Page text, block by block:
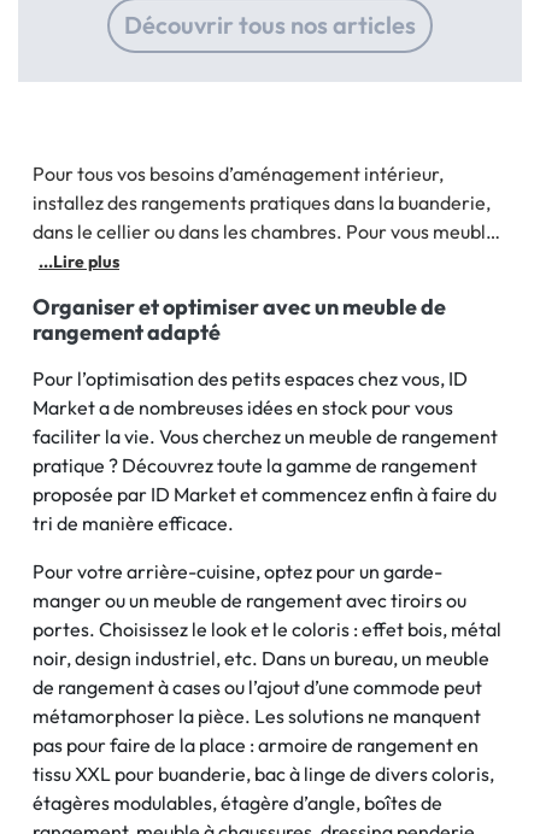
Découvrir tous nos articles
Pour tous vos besoins d’aménagement intérieur,
installez des rangements pratiques dans la buanderie,
dans le cellier ou dans les chambres. Pour vous meubler
et vous organiser, bénéficiez de solutions pratiques
...Lire plus
Organiser et optimiser avec un meuble de
rangement adapté
Pour l’optimisation des petits espaces chez vous, ID
Market a de nombreuses idées en stock pour vous
faciliter la vie. Vous cherchez un meuble de rangement
pratique ? Découvrez toute la gamme de rangement
proposée par ID Market et commencez enfin à faire du
tri de manière efficace.
Pour votre arrière-cuisine, optez pour un garde-
manger ou un meuble de rangement avec tiroirs ou
portes. Choisissez le look et le coloris : effet bois, métal
noir, design industriel, etc. Dans un bureau, un meuble
de rangement à cases ou l’ajout d’une commode peut
métamorphoser la pièce. Les solutions ne manquent
pas pour faire de la place : armoire de rangement en
tissu XXL pour buanderie, bac à linge de divers coloris,
étagères modulables, étagère d’angle, boîtes de